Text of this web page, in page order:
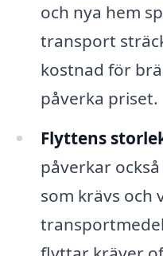
och nya hem
transport
kostnad för
påverka priset.
Flyttens
påverkar
som krävs och